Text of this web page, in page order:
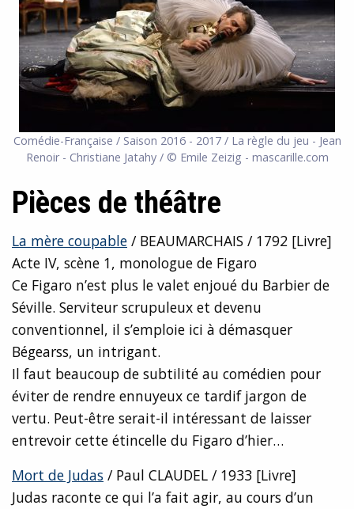
Comédie-Française / Saison 2016 - 2017 / La règle du jeu - Jean
Renoir - Christiane Jatahy / © Emile Zeizig - mascarille.com
Pièces de théâtre
La mère coupable / BEAUMARCHAIS / 1792 [Livre]
Acte IV, scène 1, monologue de Figaro
Ce Figaro n’est plus le valet enjoué du Barbier de
Séville. Serviteur scrupuleux et devenu
conventionnel, il s’emploie ici à démasquer
Bégearss, un intrigant.
Il faut beaucoup de subtilité au comédien pour
éviter de rendre ennuyeux ce tardif jargon de
vertu. Peut-être serait-il intéressant de laisser
entrevoir cette étincelle du Figaro d’hier…
Mort de Judas / Paul CLAUDEL / 1933 [Livre]
Judas raconte ce qui l’a fait agir, au cours d’un